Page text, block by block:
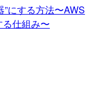
”にする方法〜AWS
仕組み〜